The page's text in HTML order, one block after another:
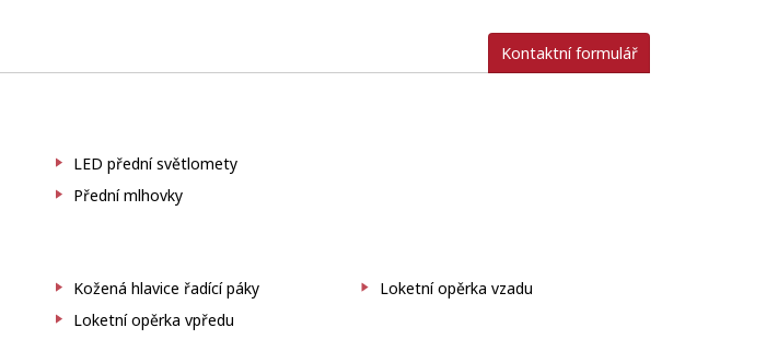
Kontaktní formulář
LED přední světlomety
Přední mlhovky
Kožená hlavice řadící páky
Loketní opěrka vpředu
Loketní opěrka vzadu